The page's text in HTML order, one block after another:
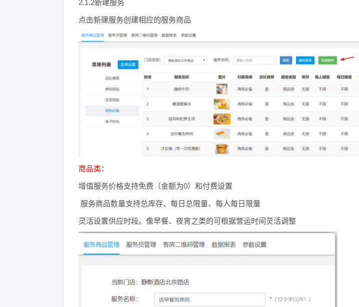
2.1.2新建服务
点击新建服务创建相应的服务商品
商品类：
增值服务价格支持免费（金额为0）和付费设置
服务商品数量支持总库存、每日总限量、每人每日限量
灵活设置供应时段。像早餐、夜宵之类的可根据营运时间灵活调整